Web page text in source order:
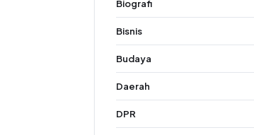
Biografi
Bisnis
Budaya
Daerah
DPR